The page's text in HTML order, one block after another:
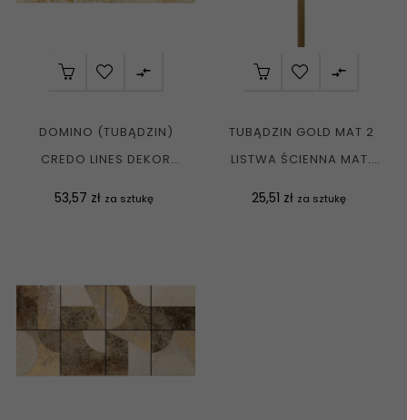

DOMINO (TUBĄDZIN)
CREDO LINES DEKOR
Cena
53,57 zł za sztukę

TUBĄDZIN GOLD MAT 2
LISTWA ŚCIENNA MAT.
Cena
25,51 zł za sztukę